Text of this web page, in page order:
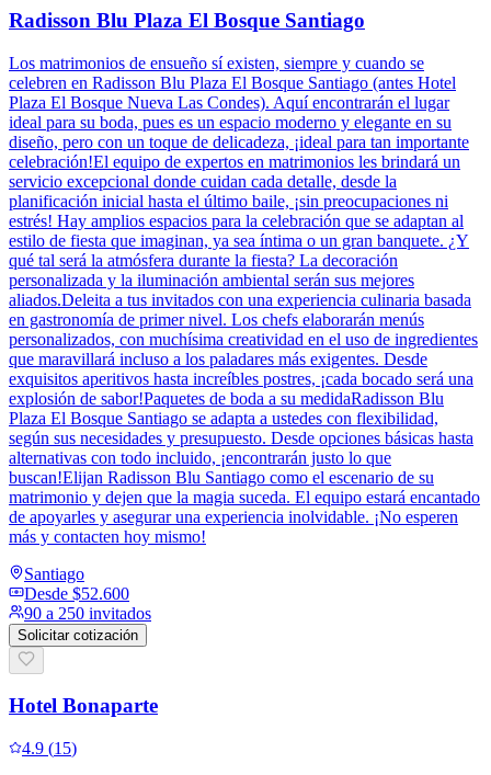
Radisson Blu Plaza El Bosque Santiago
Los matrimonios de ensueño sí existen, siempre y cuando se
celebren en Radisson Blu Plaza El Bosque Santiago (antes Hotel
Plaza El Bosque Nueva Las Condes). Aquí encontrarán el lugar
ideal para su boda, pues es un espacio moderno y elegante en su
diseño, pero con un toque de delicadeza, ¡ideal para tan importante
celebración!El equipo de expertos en matrimonios les brindará un
servicio excepcional donde cuidan cada detalle, desde la
planificación inicial hasta el último baile, ¡sin preocupaciones ni
estrés! Hay amplios espacios para la celebración que se adaptan al
estilo de fiesta que imaginan, ya sea íntima o un gran banquete. ¿Y
qué tal será la atmósfera durante la fiesta? La decoración
personalizada y la iluminación ambiental serán sus mejores
aliados.Deleita a tus invitados con una experiencia culinaria basada
en gastronomía de primer nivel. Los chefs elaborarán menús
personalizados, con muchísima creatividad en el uso de ingredientes
que maravillará incluso a los paladares más exigentes. Desde
exquisitos aperitivos hasta increíbles postres, ¡cada bocado será una
explosión de sabor!Paquetes de boda a su medidaRadisson Blu
Plaza El Bosque Santiago se adapta a ustedes con flexibilidad,
según sus necesidades y presupuesto. Desde opciones básicas hasta
alternativas con todo incluido, ¡encontrarán justo lo que
buscan!Elijan Radisson Blu Santiago como el escenario de su
matrimonio y dejen que la magia suceda. El equipo estará encantado
de apoyarles y asegurar una experiencia inolvidable. ¡No esperen
más y contacten hoy mismo!
Santiago
Desde $52.600
90 a 250 invitados
Solicitar cotización
Hotel Bonaparte
4.9 (15)